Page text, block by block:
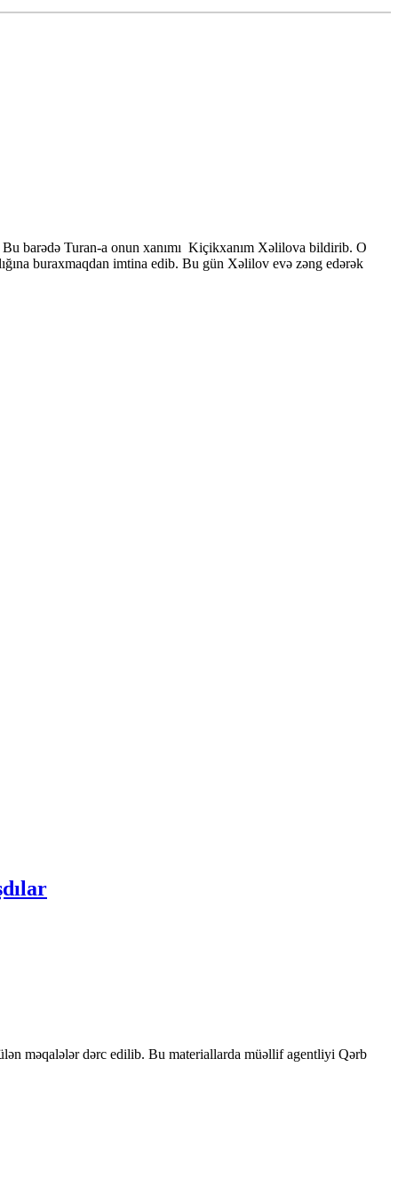
barədə Turan-a onun xanımı Kiçikxanım Xəlilova bildirib. O
buraxmaqdan imtina edib. Bu gün Xəlilov evə zəng edərək
məqalələr dərc edilib. Bu materiallarda müəllif agentliyi Qərb